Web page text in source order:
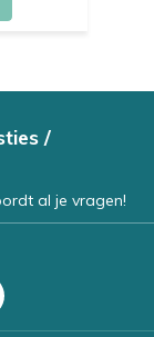
/
al je vragen!